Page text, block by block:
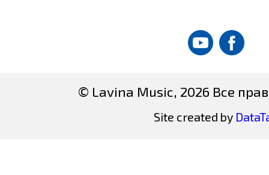
© Lavina Music, 2026 Все
Site created by